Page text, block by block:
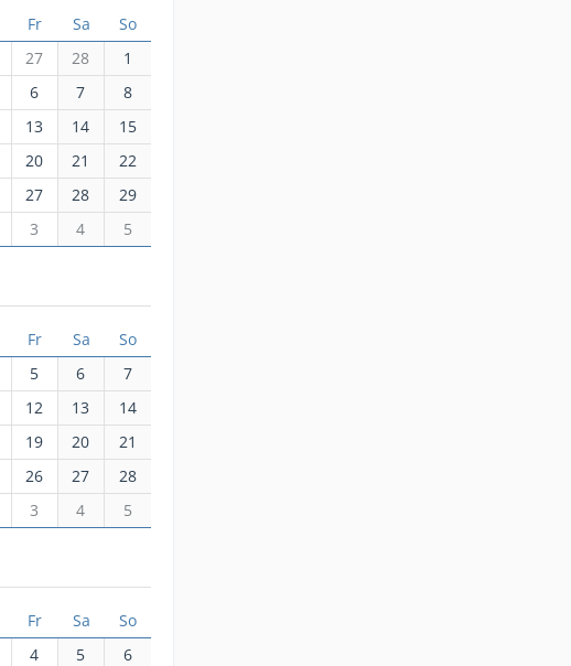
Fr Sa
So
27 28
1
6 7
8
13 14
15
20 21
22
27 28
29
3 4 5
Fr Sa
So
5 6
7
12 13
14
19 20
21
26 27
28
3 4 5
Fr Sa
So
4 5
6